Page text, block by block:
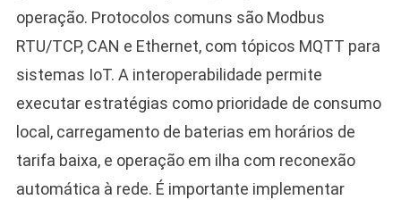
operação. Protocolos comuns são Modbus
RTU/TCP, CAN e Ethernet, com tópicos MQTT para
sistemas IoT. A interoperabilidade permite
executar estratégias como prioridade de consumo
local, carregamento de baterias em horários de
tarifa baixa, e operação em ilha com reconexão
automática à rede. É importante implementar